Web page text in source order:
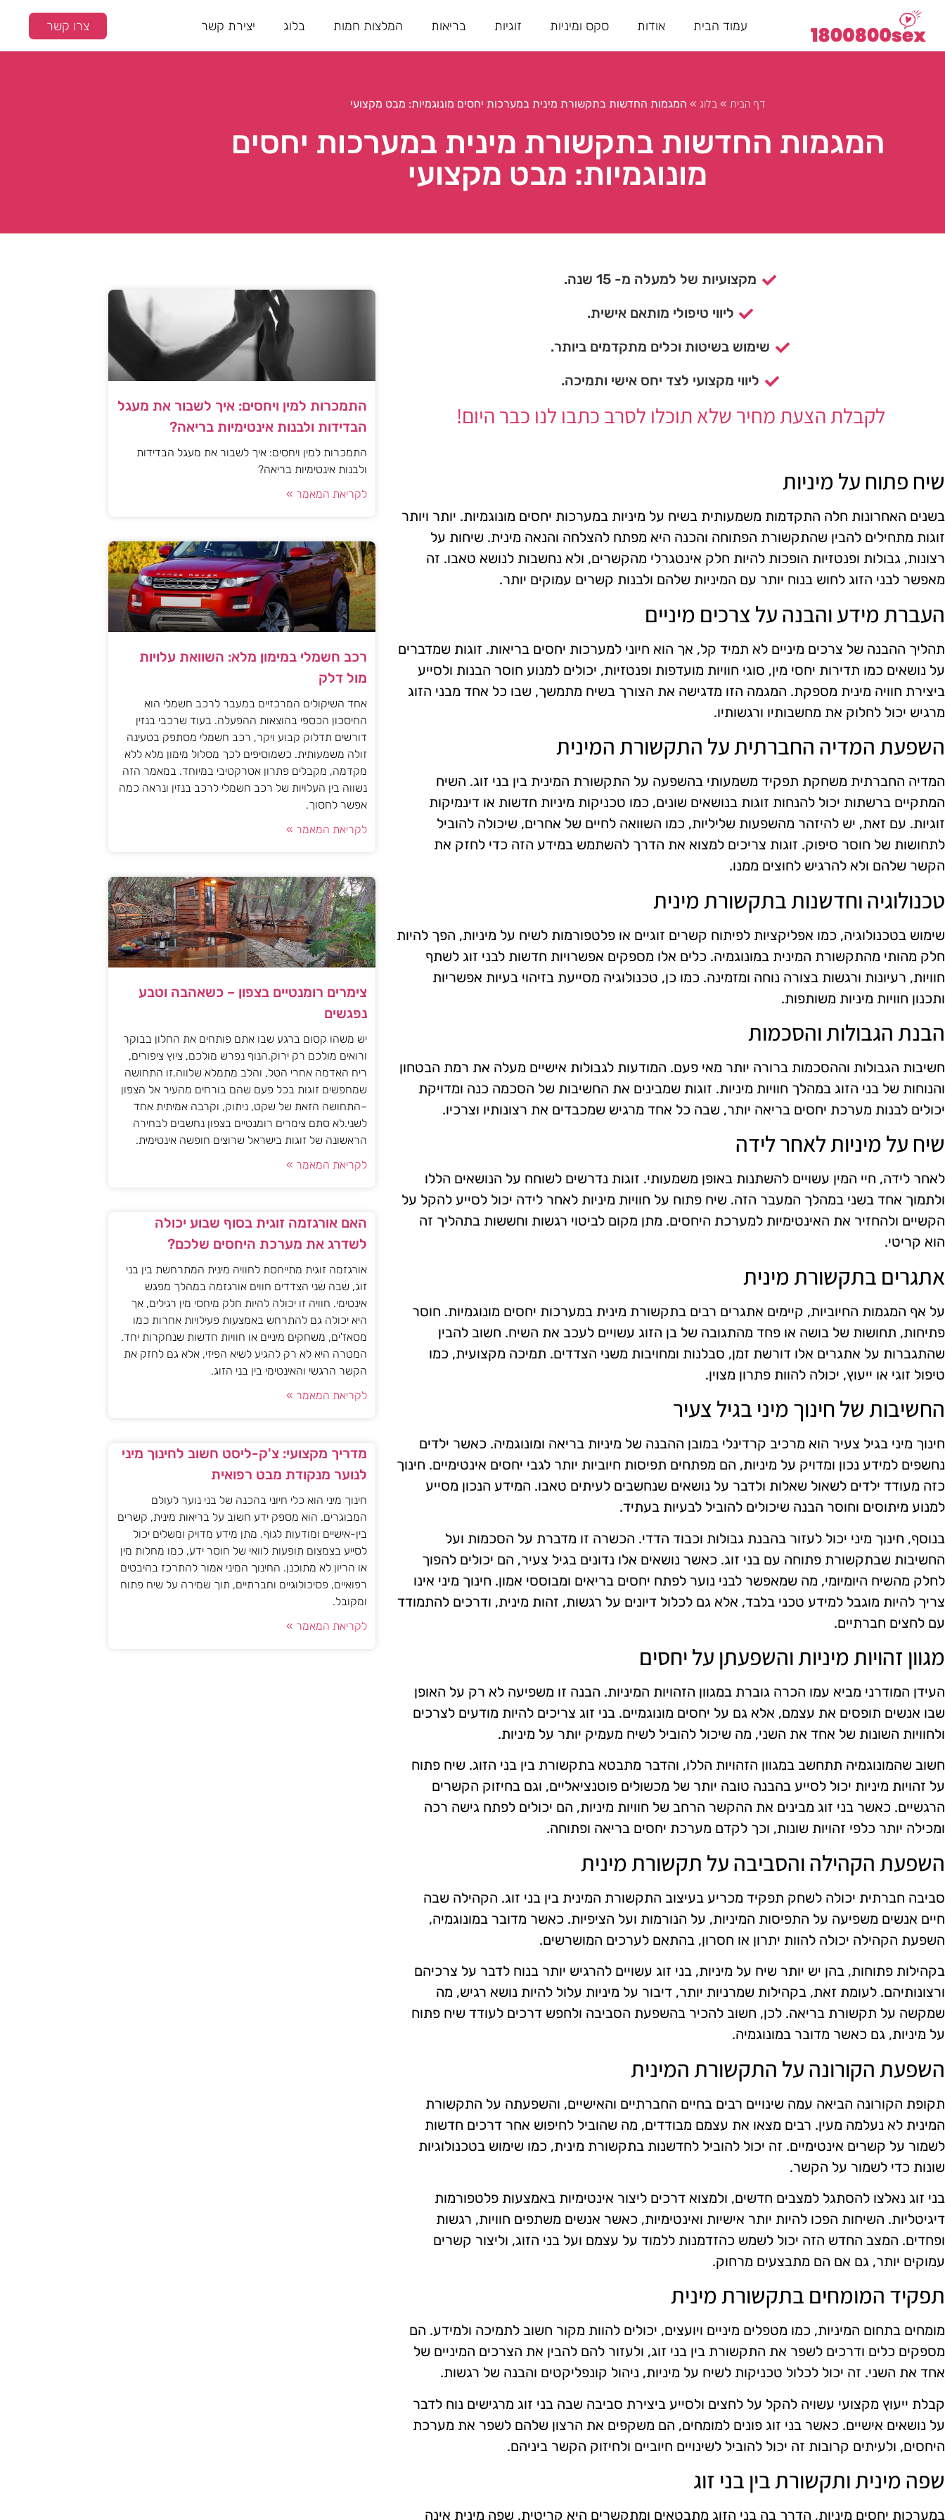
עמוד הבית אודות סקס ומיניות זוגיות בריאות המלצות חמות בלוג יצירת קשר צרו קשר
דף הבית »בלוג » המגמות החדשות בתקשורת מינית במערכות יחסים מונוגמיות: מבט מקצועי
המגמות החדשות בתקשורת מינית במערכות יחסים
מונוגמיות: מבט מקצועי
מקצועיות של למעלה מ- 15 שנה.
ליווי טיפולי מותאם אישית.
שימוש בשיטות וכלים מתקדמים ביותר.
ליווי מקצועי לצד יחס אישי ותמיכה.
לקבלת הצעת מחיר שלא תוכלו לסרב כתבו לנו כבר היום!
שיח פתוח על מיניות
בשנים האחרונות חלה התקדמות משמעותית בשיח על מיניות במערכות יחסים מונוגמיות. יותר ויותר
זוגות מתחילים להבין שהתקשורת הפתוחה והכנה היא מפתח להצלחה והנאה מינית. שיחות על
רצונות, גבולות ופנטזיות הופכות להיות חלק אינטגרלי מהקשרים, ולא נחשבות לנושא טאבו. זה
מאפשר לבני הזוג לחוש בנוח יותר עם המיניות שלהם ולבנות קשרים עמוקים יותר.
העברת מידע והבנה על צרכים מיניים
תהליך ההבנה של צרכים מיניים לא תמיד קל, אך הוא חיוני למערכות יחסים בריאות. זוגות שמדברים
על נושאים כמו תדירות יחסי מין, סוגי חוויות מועדפות ופנטזיות, יכולים למנוע חוסר הבנות ולסייע
ביצירת חוויה מינית מספקת. המגמה הזו מדגישה את הצורך בשיח מתמשך, שבו כל אחד מבני הזוג
מרגיש יכול לחלוק את מחשבותיו ורגשותיו.
השפעת המדיה החברתית על התקשורת המינית
המדיה החברתית משחקת תפקיד משמעותי בהשפעה על התקשורת המינית בין בני זוג. השיח
המתקיים ברשתות יכול להנחות זוגות בנושאים שונים, כמו טכניקות מיניות חדשות או דינמיקות
זוגיות. עם זאת, יש להיזהר מהשפעות שליליות, כמו השוואה לחיים של אחרים, שיכולה להוביל
לתחושות של חוסר סיפוק. זוגות צריכים למצוא את הדרך להשתמש במידע הזה כדי לחזק את
הקשר שלהם ולא להרגיש לחוצים ממנו.
טכנולוגיה וחדשנות בתקשורת מינית
שימוש בטכנולוגיה, כמו אפליקציות לפיתוח קשרים זוגיים או פלטפורמות לשיח על מיניות, הפך להיות
חלק מהותי מהתקשורת המינית במונוגמיה. כלים אלו מספקים אפשרויות חדשות לבני זוג לשתף
חוויות, רעיונות ורגשות בצורה נוחה ומזמינה. כמו כן, טכנולוגיה מסייעת בזיהוי בעיות אפשריות
ותכנון חוויות מיניות משותפות.
הבנת הגבולות והסכמות
חשיבות הגבולות וההסכמות ברורה יותר מאי פעם. המודעות לגבולות אישיים מעלה את רמת הבטחון
והנוחות של בני הזוג במהלך חוויות מיניות. זוגות שמבינים את החשיבות של הסכמה כנה ומדויקת
יכולים לבנות מערכת יחסים בריאה יותר, שבה כל אחד מרגיש שמכבדים את רצונותיו וצרכיו.
שיח על מיניות לאחר לידה
לאחר לידה, חיי המין עשויים להשתנות באופן משמעותי. זוגות נדרשים לשוחח על הנושאים הללו
ולתמוך אחד בשני במהלך המעבר הזה. שיח פתוח על חוויות מיניות לאחר לידה יכול לסייע להקל על
הקשיים ולהחזיר את האינטימיות למערכת היחסים. מתן מקום לביטוי רגשות וחששות בתהליך זה
הוא קריטי.
אתגרים בתקשורת מינית
על אף המגמות החיוביות, קיימים אתגרים רבים בתקשורת מינית במערכות יחסים מונוגמיות. חוסר
פתיחות, תחושות של בושה או פחד מהתגובה של בן הזוג עשויים לעכב את השיח. חשוב להבין
שהתגברות על אתגרים אלו דורשת זמן, סבלנות ומחויבות משני הצדדים. תמיכה מקצועית, כמו
טיפול זוגי או ייעוץ, יכולה להוות פתרון מצוין.
החשיבות של חינוך מיני בגיל צעיר
חינוך מיני בגיל צעיר הוא מרכיב קרדינלי במובן ההבנה של מיניות בריאה ומונוגמיה. כאשר ילדים
נחשפים למידע נכון ומדויק על מיניות, הם מפתחים תפיסות חיוביות יותר לגבי יחסים אינטימיים. חינוך
כזה מעודד ילדים לשאול שאלות ולדבר על נושאים שנחשבים לעיתים טאבו. המידע הנכון מסייע
למנוע מיתוסים וחוסר הבנה שיכולים להוביל לבעיות בעתיד.
בנוסף, חינוך מיני יכול לעזור בהבנת גבולות וכבוד הדדי. הכשרה זו מדברת על הסכמות ועל
החשיבות שבתקשורת פתוחה עם בני זוג. כאשר נושאים אלו נדונים בגיל צעיר, הם יכולים להפוך
לחלק מהשיח היומיומי, מה שמאפשר לבני נוער לפתח יחסים בריאים ומבוססי אמון. חינוך מיני אינו
צריך להיות מוגבל למידע טכני בלבד, אלא גם לכלול דיונים על רגשות, זהות מינית, ודרכים להתמודד
עם לחצים חברתיים.
מגוון זהויות מיניות והשפעתן על יחסים
העידן המודרני מביא עמו הכרה גוברת במגוון הזהויות המיניות. הבנה זו משפיעה לא רק על האופן
שבו אנשים תופסים את עצמם, אלא גם על יחסים מונוגמיים. בני זוג צריכים להיות מודעים לצרכים
ולחוויות השונות של אחד את השני, מה שיכול להוביל לשיח מעמיק יותר על מיניות.
חשוב שהמונוגמיה תתחשב במגוון הזהויות הללו, והדבר מתבטא בתקשורת בין בני הזוג. שיח פתוח
על זהויות מיניות יכול לסייע בהבנה טובה יותר של מכשולים פוטנציאליים, וגם בחיזוק הקשרים
הרגשיים. כאשר בני זוג מבינים את ההקשר הרחב של חוויות מיניות, הם יכולים לפתח גישה רכה
ומכילה יותר כלפי זהויות שונות, וכך לקדם מערכת יחסים בריאה ופתוחה.
השפעת הקהילה והסביבה על תקשורת מינית
סביבה חברתית יכולה לשחק תפקיד מכריע בעיצוב התקשורת המינית בין בני זוג. הקהילה שבה
חיים אנשים משפיעה על התפיסות המיניות, על הנורמות ועל הציפיות. כאשר מדובר במונוגמיה,
השפעת הקהילה יכולה להוות יתרון או חסרון, בהתאם לערכים המושרשים.
בקהילות פתוחות, בהן יש יותר שיח על מיניות, בני זוג עשויים להרגיש יותר בנוח לדבר על צרכיהם
ורצונותיהם. לעומת זאת, בקהילות שמרניות יותר, דיבור על מיניות עלול להיות נושא רגיש, מה
שמקשה על תקשורת בריאה. לכן, חשוב להכיר בהשפעת הסביבה ולחפש דרכים לעודד שיח פתוח
על מיניות, גם כאשר מדובר במונוגמיה.
השפעת הקורונה על התקשורת המינית
תקופת הקורונה הביאה עמה שינויים רבים בחיים החברתיים והאישיים, והשפעתה על התקשורת
המינית לא נעלמה מעין. רבים מצאו את עצמם מבודדים, מה שהוביל לחיפוש אחר דרכים חדשות
לשמור על קשרים אינטימיים. זה יכול להוביל לחדשנות בתקשורת מינית, כמו שימוש בטכנולוגיות
שונות כדי לשמור על הקשר.
בני זוג נאלצו להסתגל למצבים חדשים, ולמצוא דרכים ליצור אינטימיות באמצעות פלטפורמות
דיגיטליות. השיחות הפכו להיות יותר אישיות ואינטימיות, כאשר אנשים משתפים חוויות, רגשות
ופחדים. המצב החדש הזה יכול לשמש כהזדמנות ללמוד על עצמם ועל בני הזוג, וליצור קשרים
עמוקים יותר, גם אם הם מתבצעים מרחוק.
תפקיד המומחים בתקשורת מינית
מומחים בתחום המיניות, כמו מטפלים מיניים ויועצים, יכולים להוות מקור חשוב לתמיכה ולמידע. הם
מספקים כלים ודרכים לשפר את התקשורת בין בני זוג, ולעזור להם להבין את הצרכים המיניים של
אחד את השני. זה יכול לכלול טכניקות לשיח על מיניות, ניהול קונפליקטים והבנה של רגשות.
קבלת ייעוץ מקצועי עשויה להקל על לחצים ולסייע ביצירת סביבה שבה בני זוג מרגישים נוח לדבר
על נושאים אישיים. כאשר בני זוג פונים למומחים, הם משקפים את הרצון שלהם לשפר את מערכת
היחסים, ולעיתים קרובות זה יכול להוביל לשינויים חיוביים ולחיזוק הקשר ביניהם.
שפה מינית ותקשורת בין בני זוג
במערכות יחסים מיניות, הדרך בה בני הזוג מתבטאים ומתקשרים היא קריטית. שפה מינית אינה
התמכרות למין ויחסים: איך לשבור את מעגל
הבדידות ולבנות אינטימיות בריאה?
התמכרות למין ויחסים: איך לשבור את מעגל הבדידות
ולבנות אינטימיות בריאה?
לקריאת המאמר »
רכב חשמלי במימון מלא: השוואת עלויות
מול דלק
אחד השיקולים המרכזיים במעבר לרכב חשמלי הוא
החיסכון הכספי בהוצאות ההפעלה. בעוד שרכבי בנזין
דורשים תדלוק קבוע ויקר, רכב חשמלי מסתפק בטעינה
זולה משמעותית. כשמוסיפים לכך מסלול מימון מלא ללא
מקדמה, מקבלים פתרון אטרקטיבי במיוחד. במאמר הזה
נשווה בין העלויות של רכב חשמלי לרכב בנזין ונראה כמה
אפשר לחסוך.
לקריאת המאמר »
צימרים רומנטיים בצפון – כשאהבה וטבע
נפגשים
יש משהו קסום ברגע שבו אתם פותחים את החלון בבוקר
ורואים מולכם רק ירוק.הנוף נפרש מולכם, ציוץ ציפורים,
ריח האדמה אחרי הטל, והלב מתמלא שלווה.זו התחושה
שמחפשים זוגות בכל פעם שהם בורחים מהעיר אל הצפון
–התחושה הזאת של שקט, ניתוק, וקרבה אמיתית אחד
לשני.לא סתם צימרים רומנטיים בצפון נחשבים לבחירה
הראשונה של זוגות בישראל שרוצים חופשה אינטימית.
לקריאת המאמר »
האם אורגזמה זוגית בסוף שבוע יכולה
לשדרג את מערכת היחסים שלכם?
אורגזמה זוגית מתייחסת לחוויה מינית המתרחשת בין בני
זוג, שבה שני הצדדים חווים אורגזמה במהלך מפגש
אינטימי. חוויה זו יכולה להיות חלק מיחסי מין רגילים, אך
היא יכולה גם להתרחש באמצעות פעילויות אחרות כמו
מסאז'ים, משחקים מיניים או חוויות חדשות שנחקרות יחד.
המטרה היא לא רק להגיע לשיא הפיזי, אלא גם לחזק את
הקשר הרגשי והאינטימי בין בני הזוג.
לקריאת המאמר »
מדריך מקצועי: צ'ק-ליסט חשוב לחינוך מיני
לנוער מנקודת מבט רפואית
חינוך מיני הוא כלי חיוני בהכנה של בני נוער לעולם
המבוגרים. הוא מספק ידע חשוב על בריאות מינית, קשרים
בין-אישיים ומודעות לגוף. מתן מידע מדויק ומשלים יכול
לסייע בצמצום תופעות לוואי של חוסר ידע, כמו מחלות מין
או הריון לא מתוכנן. החינוך המיני אמור להתרכז בהיבטים
רפואיים, פסיכולוגיים וחברתיים, תוך שמירה על שיח פתוח
ומקובל.
לקריאת המאמר »